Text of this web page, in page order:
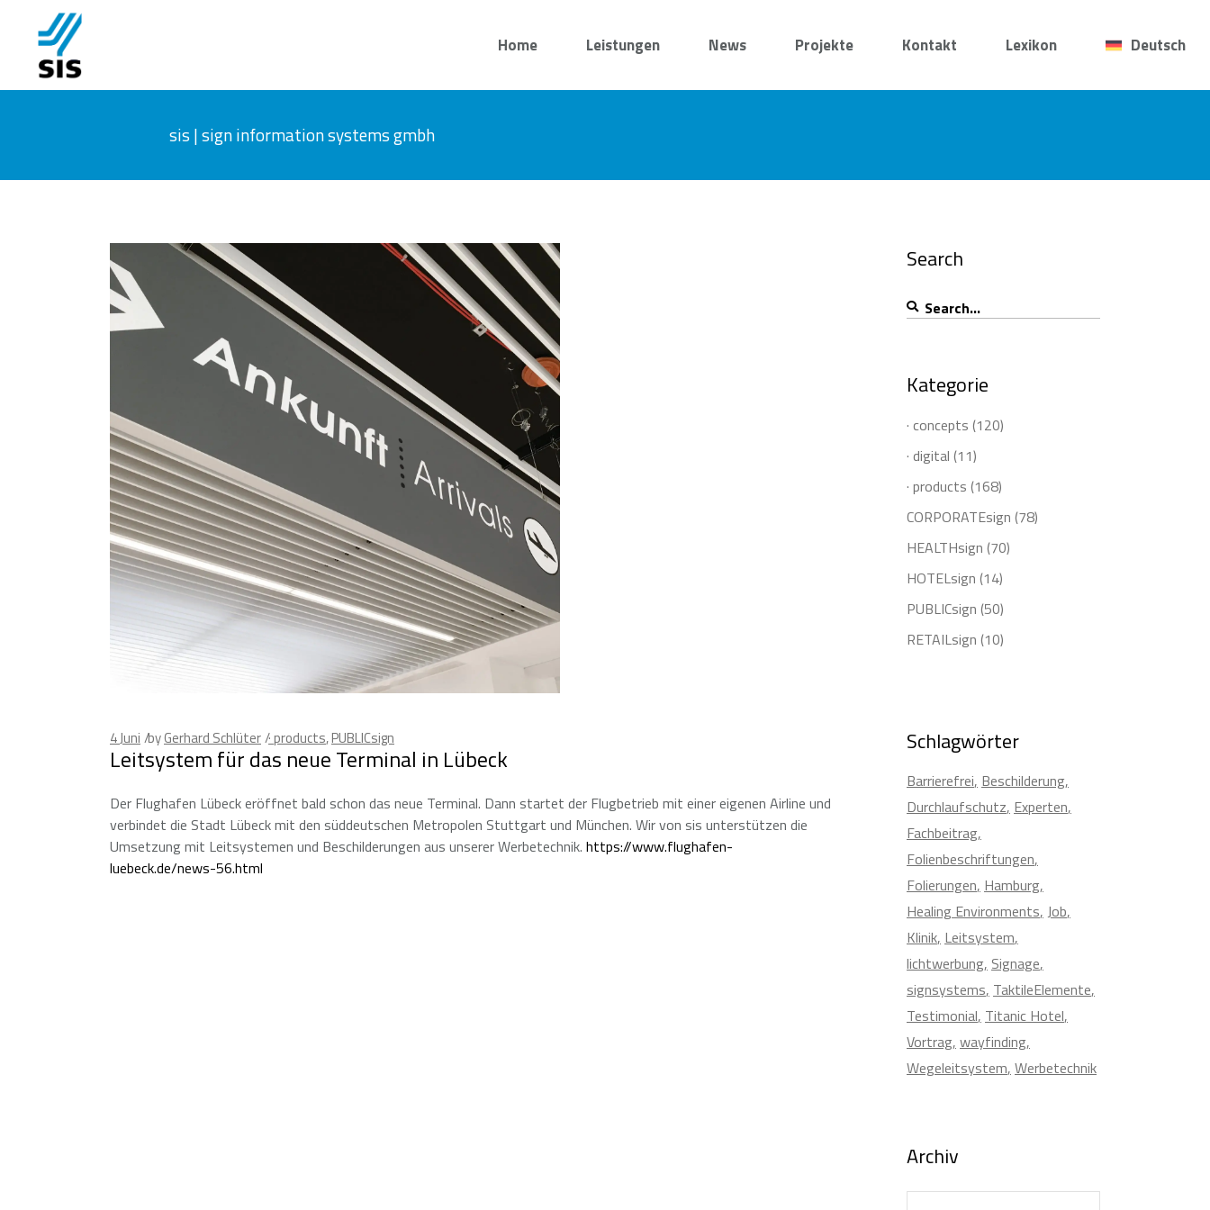
Home Leistungen News Projekte Kontakt Lexikon Deutsch
sis | sign information systems gmbh
4Juni byGerhard Schlüter · products,PUBLICsign
Leitsystem für das neue Terminal in Lübeck
Der Flughafen Lübeck eröffnet bald schon das neue Terminal. Dann startet der Flugbetrieb mit einer eigenen Airline und
verbindet die Stadt Lübeck mit den süddeutschen Metropolen Stuttgart und München. Wir von sis unterstützen die
Umsetzung mit Leitsystemen und Beschilderungen aus unserer Werbetechnik. https://www.flughafen-
luebeck.de/news-56.html
Search
Search
for:
Kategorie
· concepts (120)
· digital (11)
· products (168)
CORPORATEsign (78)
HEALTHsign (70)
HOTELsign (14)
PUBLICsign (50)
RETAILsign (10)
Schlagwörter
Barrierefrei Beschilderung
Durchlaufschutz Experten
Fachbeitrag
Folienbeschriftungen
Folierungen Hamburg
Healing Environments Job
Klinik Leitsystem
lichtwerbung Signage
signsystems TaktileElemente
Testimonial Titanic Hotel
Vortrag wayfinding
Wegeleitsystem Werbetechnik
Archiv